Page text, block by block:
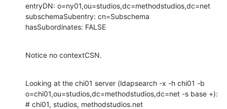
entryDN: o=ny01,ou=studios,dc=methodstudios,dc=net
subschemaSubentry: cn=Subschema
hasSubordinates: FALSE
Notice no contextCSN.
Looking at the chi01 server (ldapsearch -x -h chi01 -b
o=chi01,ou=studios,dc=methodstudios,dc=net -s base +):
# chi01, studios, methodstudios.net